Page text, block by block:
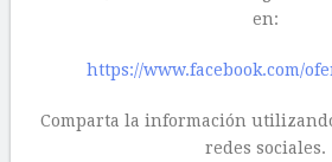
en:
https://www.facebook.com/
Comparta la información
redes sociales.